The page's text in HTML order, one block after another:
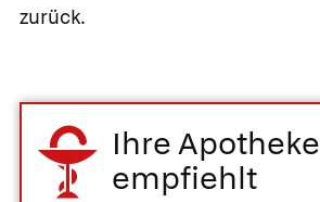
zurück.
Ihre Apotheke
empfiehlt